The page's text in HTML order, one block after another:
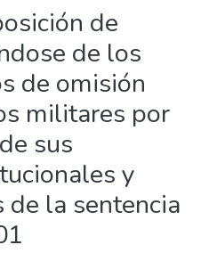
de
de los
de omisión
militares por
sus
y
la sentencia